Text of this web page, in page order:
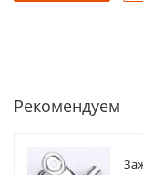
Рекомендуем